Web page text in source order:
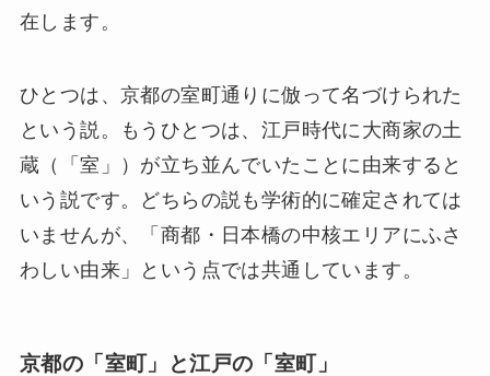
在します。
ひとつは、京都の室町通りに倣って名づけられた
という説。もうひとつは、江戸時代に大商家の土
蔵（「室」）が立ち並んでいたことに由来すると
いう説です。どちらの説も学術的に確定されては
いませんが、「商都・日本橋の中核エリアにふさ
わしい由来」という点では共通しています。
京都の「室町」と江戸の「室町」